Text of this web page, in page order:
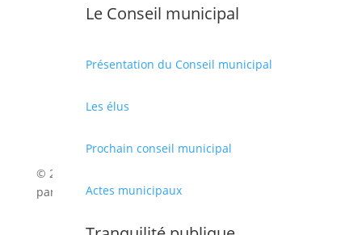
Le Conseil municipal
Présentation du Conseil municipal
Les élus
Prochain conseil municipal
Actes municipaux
© 2026 Mairie de Cabestany | Site Internet réalisé
par
SATURNE innovations